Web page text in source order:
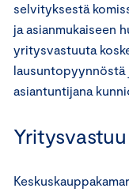
selvityksestä
ja asianmukaiseen
yritysvastuuta
lausuntopyynnöstä
asiantuntijana